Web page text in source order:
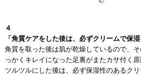
４
「角質ケアをした後は、必ずクリームで保湿
角質を取った後は肌が乾燥しているので、
っかくキレイになった足裏がまたカサ付く
ツルツルにした後は、必ず保湿性のあるク